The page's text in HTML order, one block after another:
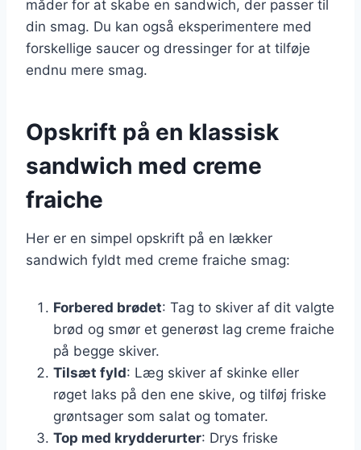
måder for at skabe en sandwich, der passer til
din smag. Du kan også eksperimentere med
forskellige saucer og dressinger for at tilføje
endnu mere smag.
Opskrift på en klassisk
sandwich med creme
fraiche
Her er en simpel opskrift på en lækker
sandwich fyldt med creme fraiche smag:
Forbered brødet: Tag to skiver af dit valgte
brød og smør et generøst lag creme fraiche
på begge skiver.
Tilsæt fyld: Læg skiver af skinke eller
røget laks på den ene skive, og tilføj friske
grøntsager som salat og tomater.
Top med krydderurter: Drys friske